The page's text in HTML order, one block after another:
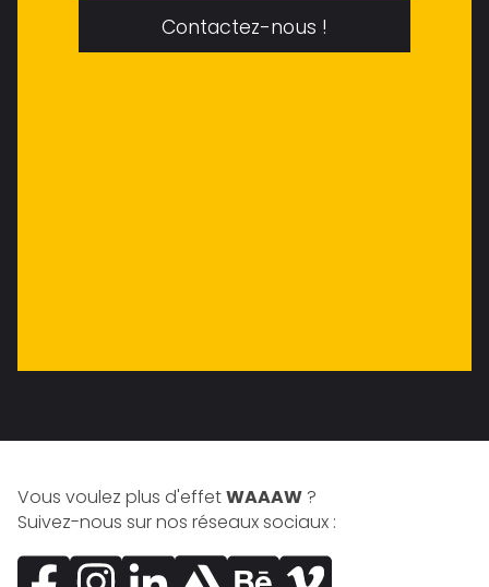
Contactez-nous !
Vous voulez plus d'effetWAAAW ?
Suivez-nous sur nos réseaux sociaux :
FacebookInstagramLinkedInArtStationBehanceVimeo